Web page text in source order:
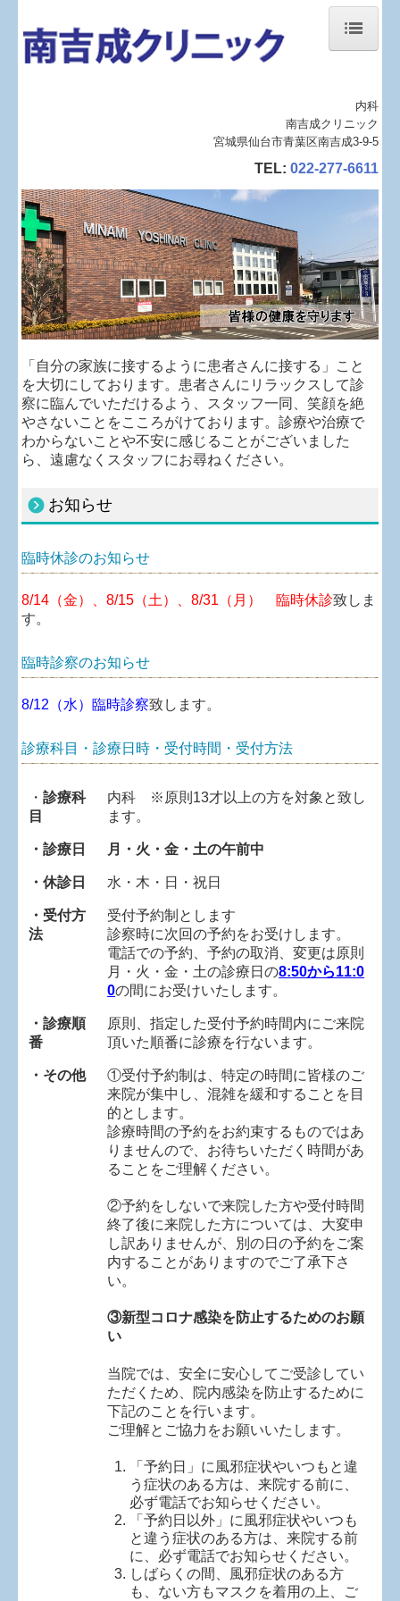
お知らせ
個人情報保護方針
内科
南吉成クリニック
宮城県仙台市青葉区南吉成3-9-5
TEL: 022-277-6611
「自分の家族に接するように患者さんに接する」こと
を大切にしております。患者さんにリラックスして診
察に臨んでいただけるよう、スタッフ一同、笑顔を絶
やさないことをこころがけております。診療や治療で
わからないことや不安に感じることがございました
ら、遠慮なくスタッフにお尋ねください。
お知らせ
臨時休診のお知らせ
8/14（金）、8/15（土）、8/31（月） 臨時休診致しま
す。
臨時診察のお知らせ
8/12（水）臨時診察致します。
診療科目・診療日時・受付時間・受付方法
・診療科
目
内科 ※原則13才以上の方を対象と致し
ます。
・診療日 月・火・金・土の午前中
・休診日 水・木・日・祝日
・受付方
法
受付予約制とします
診察時に次回の予約をお受けします。
電話での予約、予約の取消、変更は原則
月・火・金・土の診療日の8:50から11:0
0の間にお受けいたします。
・診療順
番
原則、指定した受付予約時間内にご来院
頂いた順番に診療を行ないます。
・その他
①受付予約制は、特定の時間に皆様のご
来院が集中し、混雑を緩和することを目
的とします。
診療時間の予約をお約束するものではあ
りませんので、お待ちいただく時間があ
ることをご理解ください。
②予約をしないで来院した方や受付時間
終了後に来院した方については、大変申
し訳ありませんが、別の日の予約をご案
内することがありますのでご了承下さ
い。
③新型コロナ感染を防止するためのお願
い
当院では、安全に安心してご受診してい
ただくため、院内感染を防止するために
下記のことを行います。
ご理解とご協力をお願いいたします。
「予約日」に風邪症状やいつもと違
う症状のある方は、来院する前に、
必ず電話でお知らせください。
「予約日以外」に風邪症状やいつも
と違う症状のある方は、来院する前
に、必ず電話でお知らせください。
しばらくの間、風邪症状のある方
も、ない方もマスクを着用の上、ご